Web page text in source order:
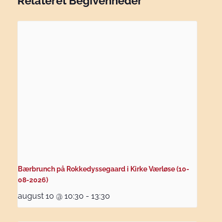
Bærbrunch på Rokkedyssegaard i Kirke Værløse (10-
08-2026)
august 10 @ 10:30 - 13:30